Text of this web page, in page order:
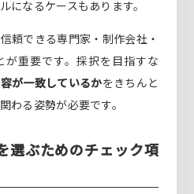
になるケースもあります。
頼できる専門家・制作会社・
重要です。採択を目指すな
が一致しているかをきちんと
わる姿勢が必要です。
選ぶためのチェック項